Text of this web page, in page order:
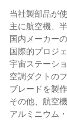
当社製部品が
主に航空機、
国内メーカーの
国際的プロジ
宇宙ステーシ
空調ダクトの
ブレードを製
その他、航空
アルミニウム